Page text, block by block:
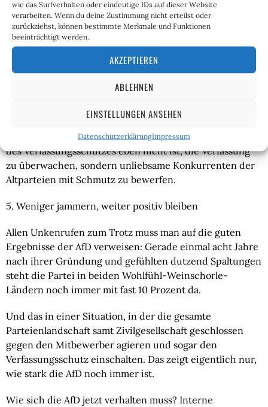
wie das Surfverhalten oder eindeutige IDs auf dieser Website
verarbeiten. Wenn du deine Zustimmung nicht erteilst oder
zurückziehst, können bestimmte Merkmale und Funktionen
beeinträchtigt werden.
AKZEPTIEREN
ABLEHNEN
EINSTELLUNGEN ANSEHEN
DatenschutzerklärungImpressum
Schoßhund Haldenwang wird seinen Teil zum sinkenden
Wahlergebnis beigetragen haben – was Meuthen aber
aus machtpolitischer Sicht impliziert und schon immer
impliziert hat, ist, dass es bei frühzeitiger Mäßigung des
„Flügels“ und einer Dominanz „seines“ Kurses nie zu
einer Verdachtsfallankündigung gekommen wäre.
Dem ist zu widersprechen: Egal welchen Kurs die AfD
gefahren wäre, sie wäre immer mit Haldenwangs-
Institution in Berührung gekommen, weil die Aufgabe
des Verfassungsschutzes eben nicht ist, die Verfassung
zu überwachen, sondern unliebsame Konkurrenten der
Altparteien mit Schmutz zu bewerfen.
5. Weniger jammern, weiter positiv bleiben
Allen Unkenrufen zum Trotz muss man auf die guten
Ergebnisse der AfD verweisen: Gerade einmal acht Jahre
nach ihrer Gründung und gefühlten dutzend Spaltungen
steht die Partei in beiden Wohlfühl-Weinschorle-
Ländern noch immer mit fast 10 Prozent da.
Und das in einer Situation, in der die gesamte
Parteienlandschaft samt Zivilgesellschaft geschlossen
gegen den Mitbewerber agieren und sogar den
Verfassungsschutz einschalten. Das zeigt eigentlich nur,
wie stark die AfD noch immer ist.
Wie sich die AfD jetzt verhalten muss? Interne